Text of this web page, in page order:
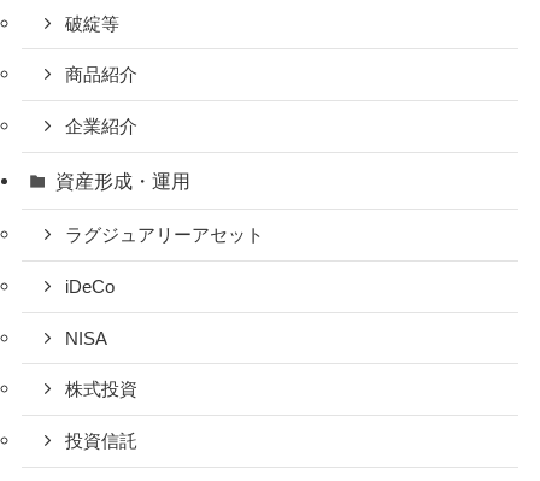
破綻等
商品紹介
企業紹介
資産形成・運用
ラグジュアリーアセット
iDeCo
NISA
株式投資
投資信託